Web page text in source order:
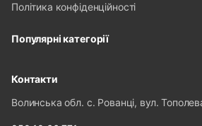
Політика конфіденційності
Популярні категорії
Контакти
Волинська обл. с. Рованці, вул.